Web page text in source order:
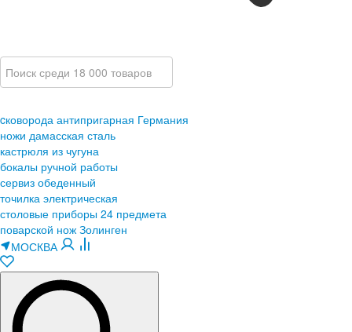
cковорода антипригарная Германия
ножи дамасская сталь
кастрюля из чугуна
бокалы ручной работы
сервиз обеденный
точилка электрическая
столовые приборы 24 предмета
поварской нож Золинген
МОСКВА